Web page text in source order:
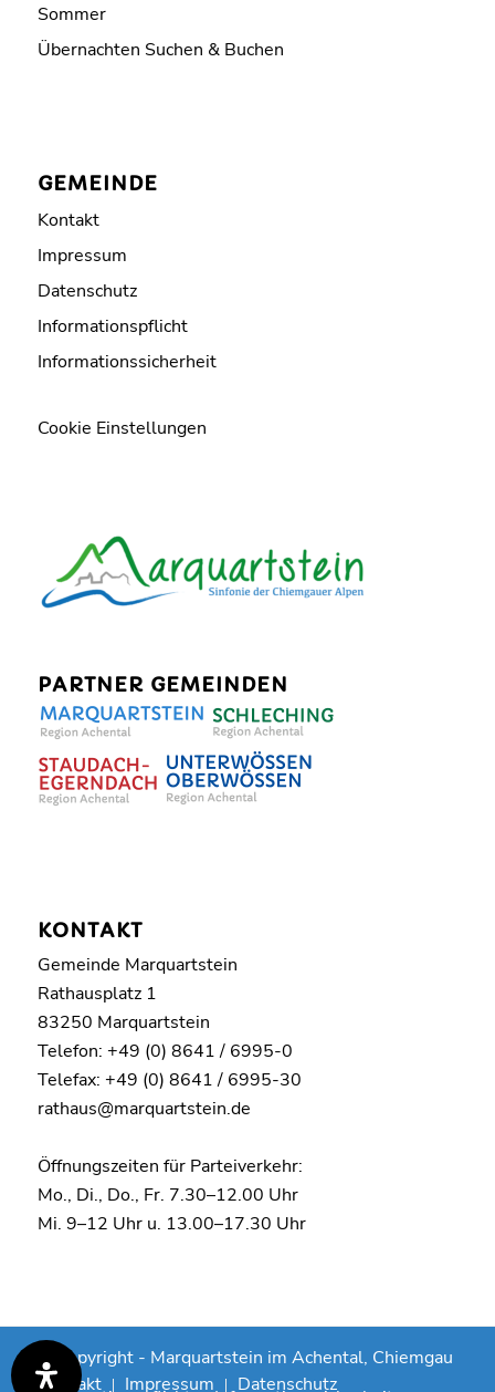
Sommer
Übernachten Suchen & Buchen
GEMEINDE
Kontakt
Impressum
Datenschutz
Informationspflicht
Informationssicherheit
Cookie Einstellungen
PARTNER GEMEINDEN
KONTAKT
Gemeinde Marquartstein
Rathausplatz 1
83250 Marquartstein
Telefon: +49 (0) 8641 / 6995-0
Telefax: +49 (0) 8641 / 6995-30
rathaus@marquartstein.de
Öffnungszeiten für Parteiverkehr:
Mo., Di., Do., Fr. 7.30–12.00 Uhr
Mi. 9–12 Uhr u. 13.00–17.30 Uhr
© Copyright - Marquartstein im Achental, Chiemgau
Kontakt
Impressum Datenschutz